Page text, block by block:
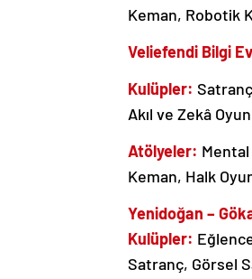
Keman, Robotik
Veliefendi Bilgi
Kulüpler:
Akıl ve Zekâ
Atölyeler:
Keman, Halk
Yenidoğan –
Kulüpler:
Satranç, Görsel